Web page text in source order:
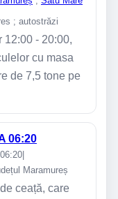
; autostrăzi
12:00 - 20:00,
cu masa
de 7,5 tone pe
06:20
Maramureș
ceață, care